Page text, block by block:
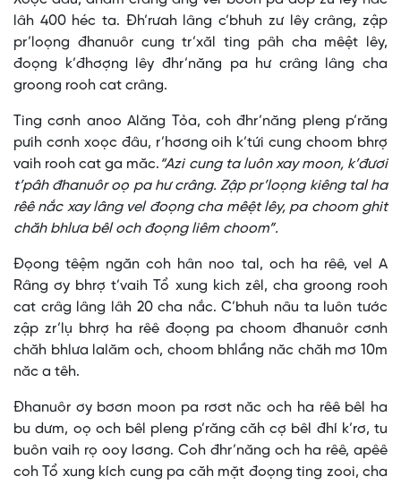
lâh 400 héc ta. Đh’rưah lâng c’bhuh zư lêy crâng, zập
pr’loọng đhanuôr cung tr’xăl ting pâh cha mêệt lêy,
đoọng k’đhơợng lêy đhr’năng pa hư crâng lâng cha
groong rooh cat crâng.
Ting cơnh anoo Alăng Tỏa, coh đhr’năng pleng p’răng
pưih cơnh xoọc đâu, r’hơơng oih k’tứi cung choom bhrợ
vaih rooh cat ga măc. “Azi cung ta luôn xay moon, k’đươi
t’pâh đhanuôr oọ pa hư crâng. Zập pr’loọng kiêng tal ha
rêê nắc xay lâng vel đoọng cha mêệt lêy, pa choom ghit
chăh bhlưa bêl och đoọng liêm choom”.
Đọong têệm ngăn coh hân noo tal, och ha rêê, vel A
Râng ơy bhrợ t’vaih Tổ xung kich zêl, cha groong rooh
cat crâg lâng lâh 20 cha nắc. C’bhuh nâu ta luôn tước
zập zr’lụ bhrợ ha rêê đoọng pa choom đhanuôr cơnh
chăh bhlưa lalăm och, choom bhlầng năc chăh mơ 10m
năc a têh.
Đhanuôr ơy bơơn moon pa rơơt năc och ha rêê bêl ha
bu dưm, oọ och bêl pleng p’răng căh cợ bêl đhí k’rơ, tu
buôn vaih rọ ooy lơơng. Coh đhr’năng och ha rêê, apêê
coh Tổ xung kích cung pa căh mặt đoọng ting zooi, cha